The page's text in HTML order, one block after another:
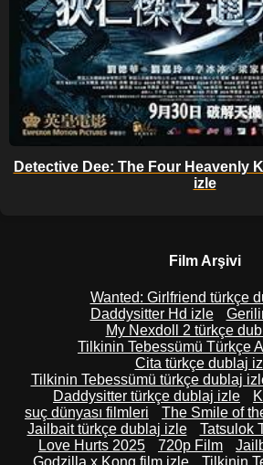
Detective Dee: The Four Heavenly
izle
Film Arşivi
Wanted: Girlfriend türkçe
Daddysitter Hd izle
My Nexdoll 2 türkçe
Tilkinin Tebessümü Türkçe
Cita türkçe dublaj
Tilkinin Tebessümü türkçe dublaj
Daddysitter türkçe dublaj izle
suç dünyası filmleri
The Smile of
Jailbait türkçe dublaj izle
Tatsulok
Love Hurts 2025
720p Film
Godzilla x Kong film izle
Tilkinin